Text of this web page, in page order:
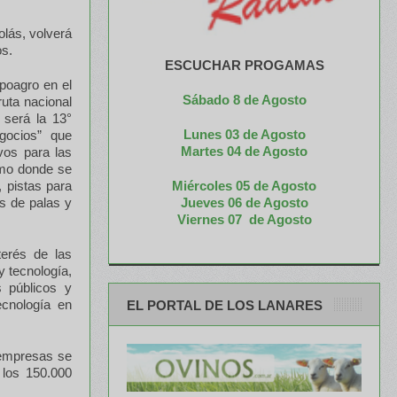
volverá
en el
nacional
la 13°
que
para las
donde se
pistas para
de palas y
de las
tecnología,
públicos y
en
se
150.000
ESCUCHAR PROGAMAS
Sábado 8 de Agosto
Lunes 03 de Agosto
Martes 04 de Agosto
Miércoles 05 de Agosto
Jueves 06 de Agosto
Viernes 07 de Agosto
EL PORTAL DE LOS LANARES